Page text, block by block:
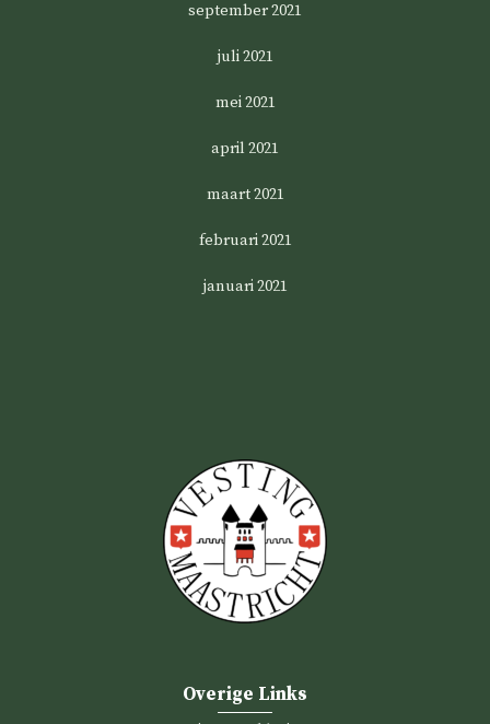
september 2021
juli 2021
mei 2021
april 2021
maart 2021
februari 2021
januari 2021
Overige Links